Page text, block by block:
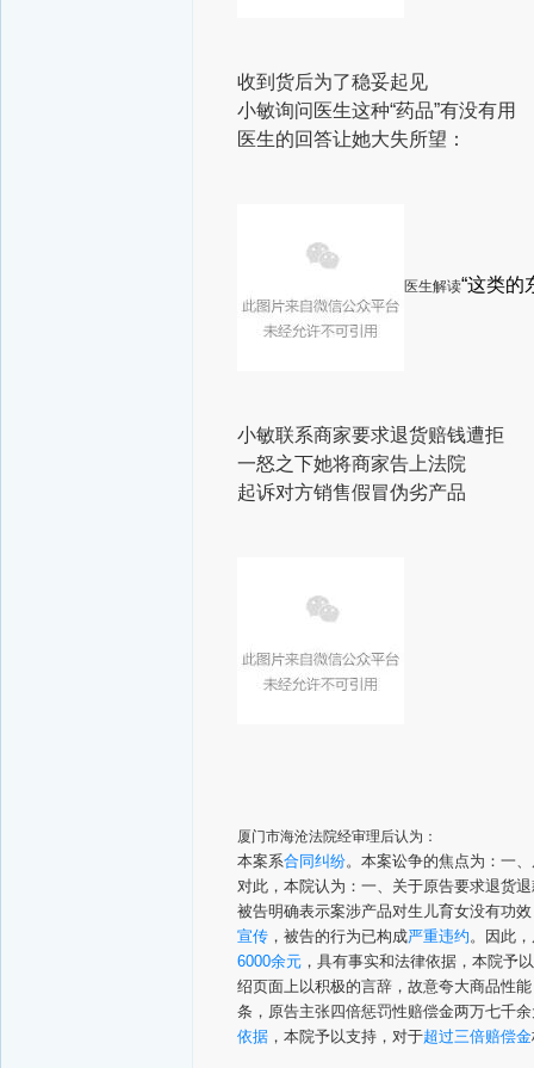
收到货后为了稳妥起见
小敏询问医生这种“药品”有没有用
医生的回答让她大失所望：
医生解读“这类的
小敏联系商家要求退货赔钱遭拒
一怒之下她将商家告上法院
起诉对方销售假冒伪劣产品
厦门市海沧法院经审理后认为：
本案系合同纠纷。 本案讼争的焦点为： 一
对此，本院认为： 一、关于原告要求退货
被告明确表示案涉产品对生儿育女没有功
宣传 ，被告的行为已构成严重违约。因此
6000余元 ，具有事实和法律依据，本院予
绍页面上以积极的言辞，故意夸大商品性
条，原告主张四倍惩罚性赔偿金两万七千
依据 ，本院予以支持，对于超过三倍赔偿金